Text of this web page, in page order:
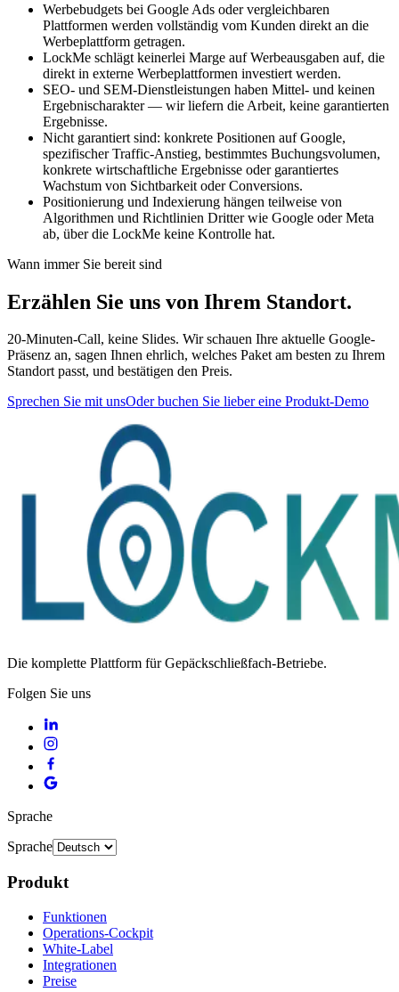
Werbebudgets bei Google Ads oder vergleichbaren
Plattformen werden vollständig vom Kunden direkt an die
Werbeplattform getragen.
LockMe schlägt keinerlei Marge auf Werbeausgaben auf, die
direkt in externe Werbeplattformen investiert werden.
SEO- und SEM-Dienstleistungen haben Mittel- und keinen
Ergebnischarakter — wir liefern die Arbeit, keine garantierten
Ergebnisse.
Nicht garantiert sind: konkrete Positionen auf Google,
spezifischer Traffic-Anstieg, bestimmtes Buchungsvolumen,
konkrete wirtschaftliche Ergebnisse oder garantiertes
Wachstum von Sichtbarkeit oder Conversions.
Positionierung und Indexierung hängen teilweise von
Algorithmen und Richtlinien Dritter wie Google oder Meta
ab, über die LockMe keine Kontrolle hat.
Wann immer Sie bereit sind
Erzählen Sie uns von Ihrem Standort.
20-Minuten-Call, keine Slides. Wir schauen Ihre aktuelle Google-
Präsenz an, sagen Ihnen ehrlich, welches Paket am besten zu Ihrem
Standort passt, und bestätigen den Preis.
Sprechen Sie mit unsOder buchen Sie lieber eine Produkt-Demo
Die komplette Plattform für Gepäckschließfach-Betriebe.
Folgen Sie uns
Sprache
Sprache
Produkt
Funktionen
Operations-Cockpit
White-Label
Integrationen
Preise